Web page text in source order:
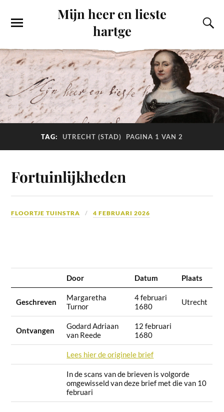
Mijn heer en lieste
hartge
TAG: UTRECHT (STAD) PAGINA 1 VAN 2
Fortuinlijkheden
FLOORTJE TUINSTRA 4 FEBRUARI 2026
Door Datum Plaats
Geschreven
Margaretha
Turnor
4 februari
1680
Utrecht
Ontvangen
Godard Adriaan
van Reede
12 februari
1680
Lees hier de originele brief
In de scans van de brieven is volgorde
omgewisseld van deze brief met die van 10
februari